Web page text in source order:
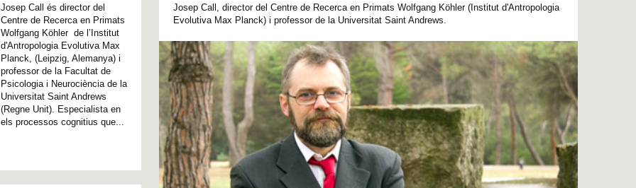
Josep Call és director del
Centre de Recerca en Primats
Wolfgang Köhler de l’Institut
d'Antropologia Evolutiva Max
Planck, (Leipzig, Alemanya) i
professor de la Facultat de
Psicologia i Neurociència de la
Universitat Saint Andrews
(Regne Unit). Especialista en
els processos cognitius que...
Josep Call, director del Centre de Recerca en Primats Wolfgang Köhler (Institut d'Antropologia
Evolutiva Max Planck) i professor de la Universitat Saint Andrews.